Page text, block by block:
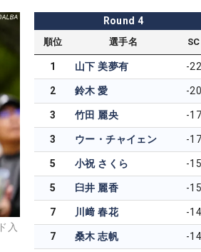
入
Round 4
順位 選手名 SC
1 山下 美夢有 -22
2 鈴木 愛 -20
3 竹田 麗央 -17
3 ウー・チャイェン -17
5 小祝 さくら -15
5 臼井 麗香 -15
7 川﨑 春花 -14
7 桑木 志帆 -14